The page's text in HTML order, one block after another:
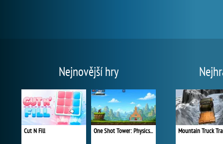
Nejnovější hry
Cut N Fill One Shot Tower: Physics Destroyer Mountain Truck